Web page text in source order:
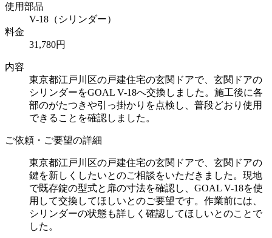
使用部品
V-18（シリンダー）
料金
31,780円
内容
東京都江戸川区の戸建住宅の玄関ドアで、玄関ドアの
シリンダーをGOAL V-18へ交換しました。施工後に各
部のがたつきや引っ掛かりを点検し、普段どおり使用
できることを確認しました。
ご依頼・ご要望の詳細
東京都江戸川区の戸建住宅の玄関ドアで、玄関ドアの
鍵を新しくしたいとのご相談をいただきました。現地
で既存錠の型式と扉の寸法を確認し、GOAL V-18を使
用して交換してほしいとのご要望です。作業前には、
シリンダーの状態も詳しく確認してほしいとのことで
した。